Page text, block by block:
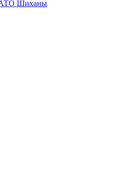
Шиханы